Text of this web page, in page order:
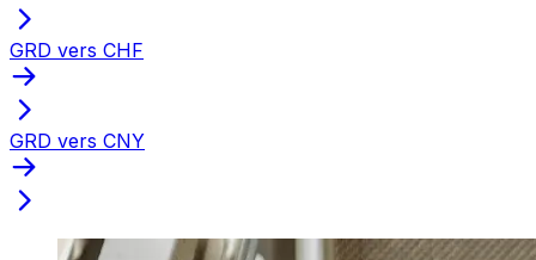
GRD vers CHF
GRD vers CNY